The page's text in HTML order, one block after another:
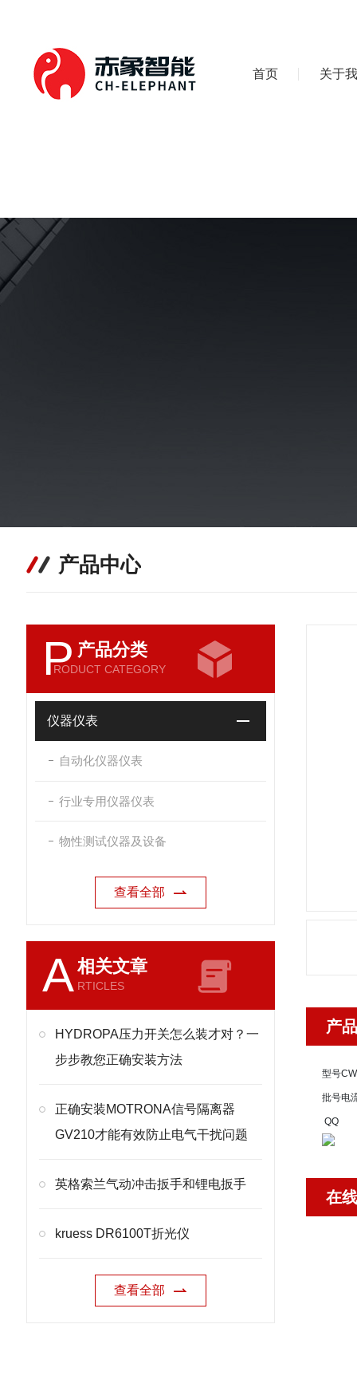
首页 关于
产品中心
P 产品分类
RODUCT CATEGORY
仪器仪表
自动化仪器仪表
行业专用仪器仪表
物性测试仪器及设备
查看全部
A相关文章
RTICLES
HYDROPA压力开关怎么装才对？一
步步教您正确安装方法
正确安装MOTRONA信号隔离器
GV210才能有效防止电气干扰问题
英格索兰气动冲击扳手和锂电扳手
kruess DR6100T折光仪
查看全部
产
型号
批号电
QQ
在